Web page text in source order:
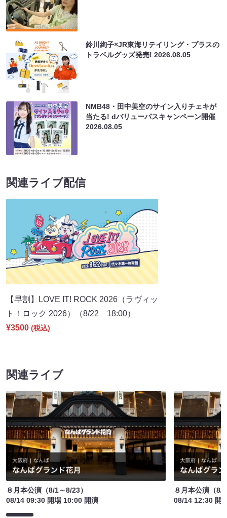
鈴川絢子×JR東海リテイリング・プラスの
トラベルグッズ発売!2026.08.05
NMB48・田中美空のサイン入りチェキが
当たる! dバリューパスキャンペーン開催
2026.08.05
関連ライブ配信
【早割】LOVE IT! ROCK 2026（ラヴィッ
ト！ロック 2026）（8/22 18:00）
¥3500 (税込)
関連ライブ
８月本公演（8/1～8/23）
08/14 09:30 開場 10:00 開演
８月本公演（8/
08/14 12:30 開